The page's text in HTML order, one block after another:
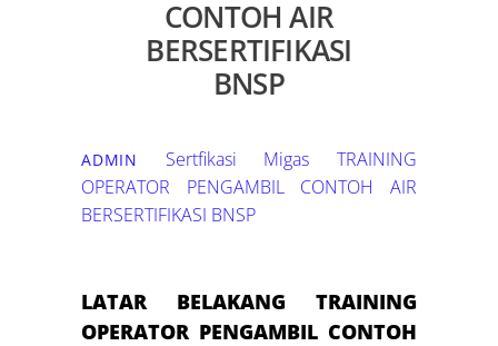
CONTOH AIR
BERSERTIFIKASI
BNSP
ADMIN Sertfikasi Migas
TRAINING
OPERATOR PENGAMBIL CONTOH AIR
BERSERTIFIKASI BNSP
LATAR BELAKANG
TRAINING
OPERATORPENGAMBIL CONTOH